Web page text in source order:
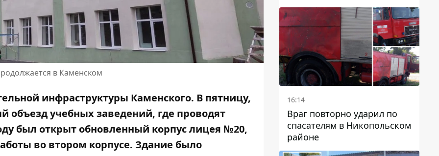
в Каменском
инфраструктуры Каменского. В пятницу,
объезд учебных заведений, где проводят
был открыт обновленный корпус лицея №20,
во втором корпусе. Здание было
16:14
Враг повторно ударил по
спасателям в Никопольском
районе